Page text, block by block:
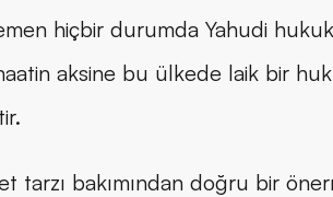
hiçbir durumda Yahudi
aksine bu ülkede laik bir
tarzı bakımından doğru bir